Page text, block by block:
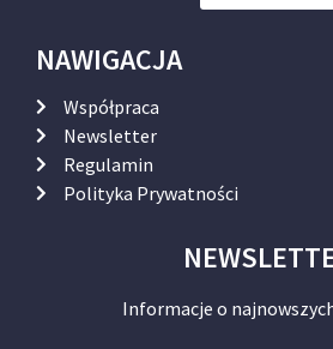
NAWIGACJA
Współpraca
Newsletter
Regulamin
Polityka Prywatności
Informacje o